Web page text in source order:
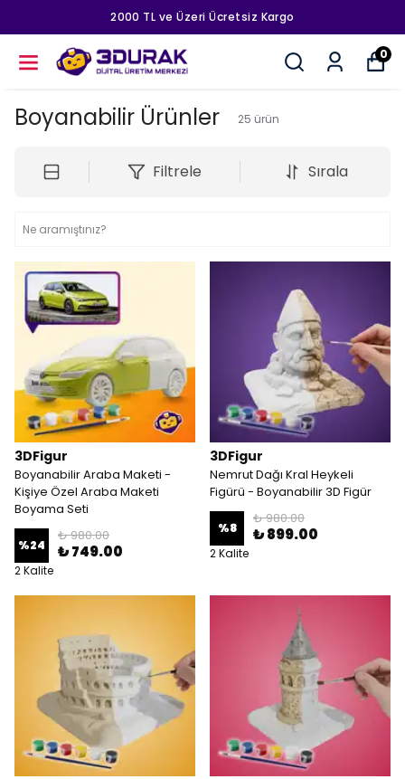
2000 TL ve Üzeri Ücretsiz Kargo
0
Boyanabilir Ürünler 25 ürün
Filtrele Sırala
3DFigur
Boyanabilir Araba Maketi -
Kişiye Özel Araba Maketi
Boyama Seti
%24
₺ 980.00
₺ 749.00
2 Kalite
3DFigur
Nemrut Dağı Kral Heykeli
Figürü - Boyanabilir 3D Figür
%8
₺ 980.00
₺ 899.00
2 Kalite